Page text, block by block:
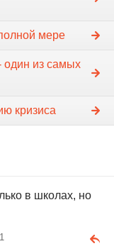
мере
один из самых
кризиса
в школах, но